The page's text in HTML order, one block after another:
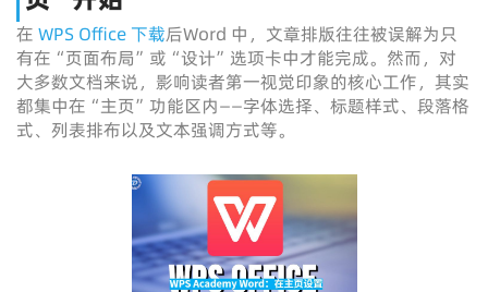
在 WPS Office 下载后Word 中，文章排版往往被误解为只
有在“页面布局”或“设计”选项卡中才能完成。然而，对
大多数文档来说，影响读者第一视觉印象的核心工作，其实
都集中在“主页”功能区内——字体选择、标题样式、段落格
式、列表排布以及文本强调方式等。